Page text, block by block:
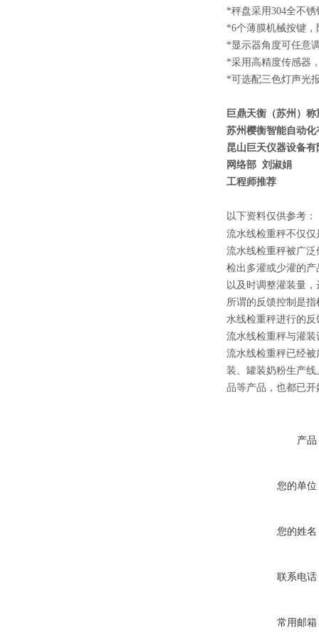
*秤盘采用304全不
*6个薄膜机械按键，
*显示器角度可任意
*采用高精度传感器
*可选配三色灯声光
巨鼎天衡（苏州）
苏州樱衡智能自动化
昆山巨天仪器设备有
网络部 刘淑娟
工程师推荐
以下资料仅供参考：
流水线检重秤不仅仅
流水线检重秤被广
检出多灌或少灌的
以及时调整灌装量
所谓的反馈控制是
水线检重秤进行的
流水线检重秤与灌
流水线检重秤已经
装、罐装奶粉生产
品等产品，也都已
产品
您的单位
您的姓名
联系电话
常用邮箱